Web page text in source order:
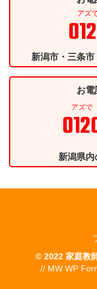
アズ
新潟市・三条
お電
アズで
新潟県
© 2022 家庭教
// MW WP